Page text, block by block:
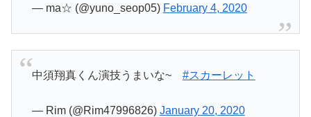
— ma☆ (@yuno_seop05) February 4, 2020
中須翔真くん演技うまいな~ #スカーレット
— Rim (@Rim47996826) January 20, 2020